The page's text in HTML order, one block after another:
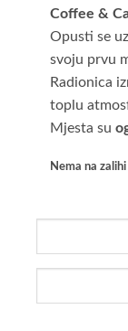
Coffee &
Opusti se
svoju prvu
Radionica
toplu
Mjesta su
Nema na zalihi